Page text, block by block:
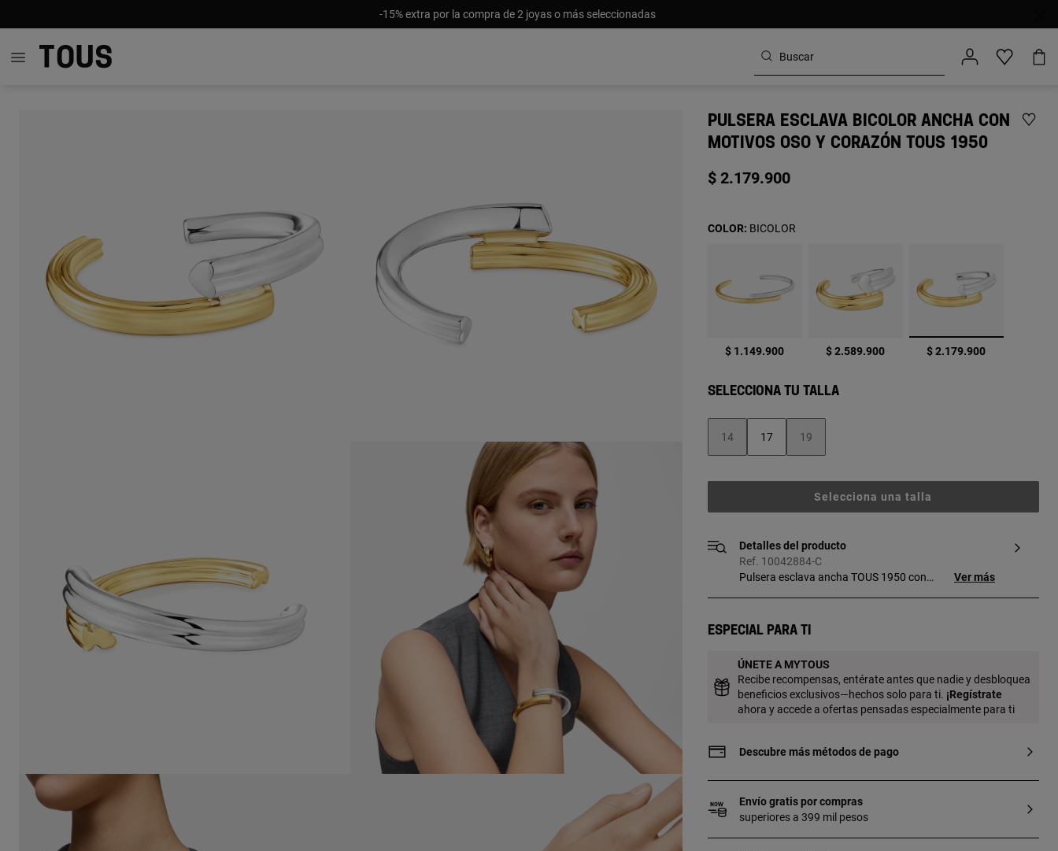
-15% extra por la compra de 2 joyas o más seleccionadas
PULSERA ESCLAVA BICOLOR ANCHA CON
MOTIVOS OSO Y CORAZÓN TOUS 1950
$ 2.179.900
$ 1.149.900 $ 2.589.900 seleccionado
$ 2.179.900
COLOR: BICOLOR
SELECCIONA TU TALLA
14 17 19
Selecciona una talla
Detalles del producto
Ref. 10042884-C
Pulsera esclava ancha TOUS 1950 con
primera ley con motivo interior en forma
fabricada con plata de primera ley con
baño de oro de 18 a 23 kt y 3 micras de
espesor. Esta calidad garantiza una
mayor durabilidad de la joya.
Ver más
Especial para ti
ÚNETE A MYTOUS
Recibe recompensas, entérate antes que nadie y desbloquea
beneficios exclusivos—hechos solo para ti. ¡Regístrate
ahora y accede a ofertas pensadas especialmente para ti
Descubre más métodos de pago
Envío gratis por compras
superiores a 399 mil pesos